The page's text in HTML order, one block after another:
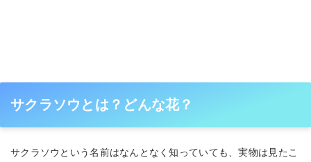
サクラソウとは？どんな花？
サクラソウという名前はなんとなく知っていても、実物は見たこ